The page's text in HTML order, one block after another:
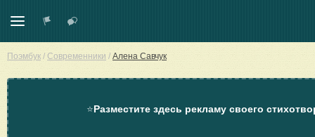
Поэмбук / Современники / Алена Савчук
⭐Разместите здесь рекламу своего